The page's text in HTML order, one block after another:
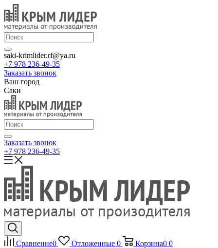
saki-krimlider.rf@ya.ru
+7 978 236-49-35
Заказать звонок
Ваш город
Саки
Заказать звонок
+7 978 236-49-35
Сравнение0 Отложенные 0 Корзина0 0